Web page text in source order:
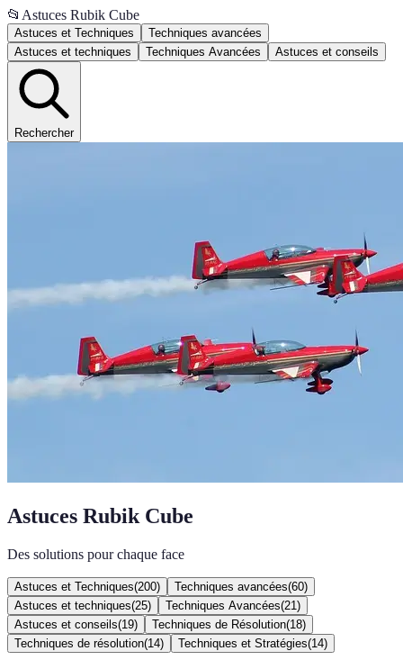
📂 Astuces Rubik Cube
Astuces et Techniques
Techniques avancées
Astuces et techniques
Techniques Avancées Astuces et conseils
Rechercher
Astuces Rubik Cube
Des solutions pour chaque face
Astuces et Techniques(200) Techniques avancées(60)
Astuces et techniques(25) Techniques Avancées(21 )
Astuces et conseils(19) Techniques de Résolution(18)
Techniques de résolution(14) Techniques et Stratégies(14)